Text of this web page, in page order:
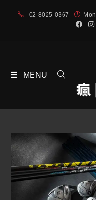
02-8025-0367
MENU